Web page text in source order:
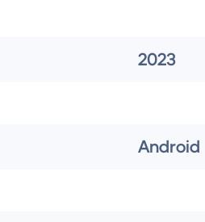
2023
Android